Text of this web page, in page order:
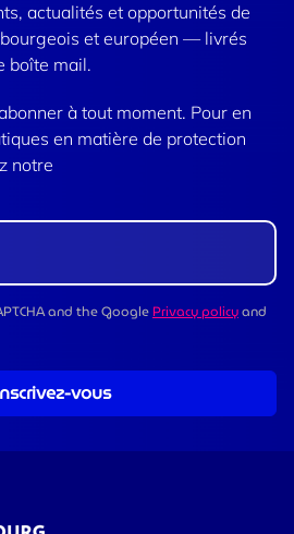
actualités et opportunités de
et européen — livrés
boîte mail.
à tout moment. Pour en
en matière de protection
notre
and the GooglePrivacy policyand
vous